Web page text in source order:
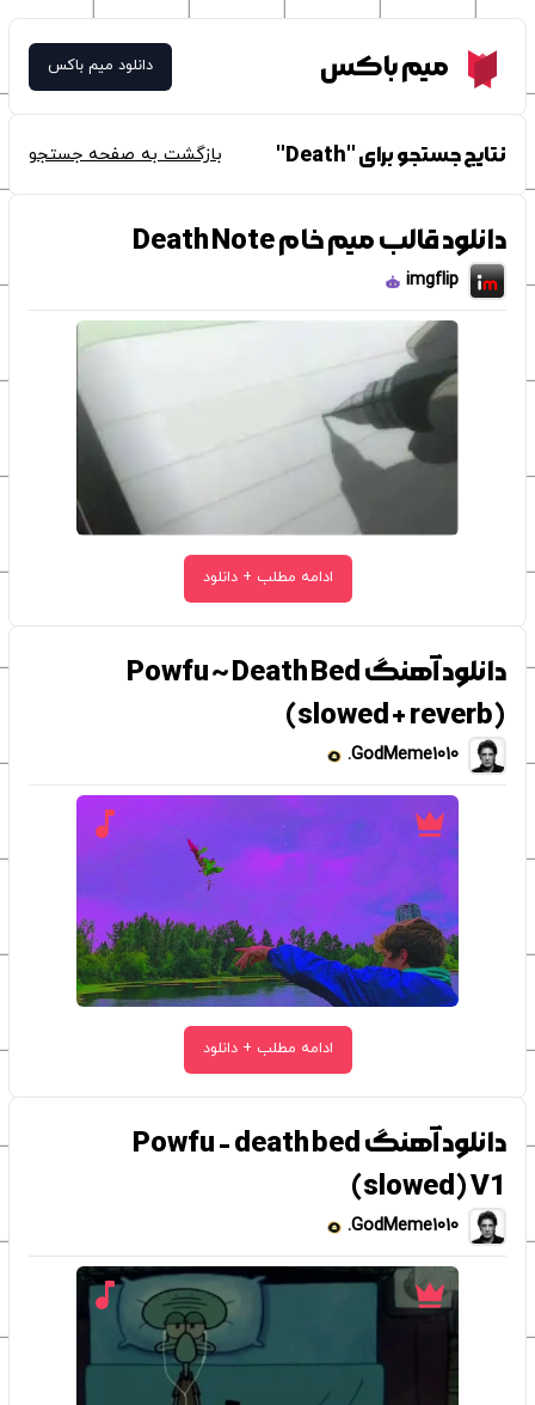
Meme Boxمیم باکس دانلود میم باکس
نتایج جستجو برای "Death" بازگشت به صفحه جستجو
دانلود قالب میم خام Death Note
imgflip
ادامه مطلب + دانلود
دانلود آهنگ Powfu ~ Death Bed
(slowed + reverb)
GodMeme1010.
ادامه مطلب + دانلود
دانلود آهنگ Powfu - death bed
(slowed) V1
GodMeme1010.